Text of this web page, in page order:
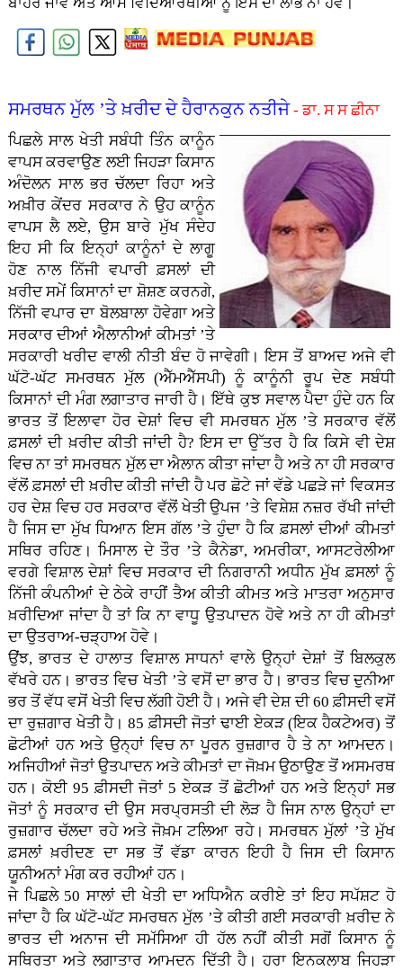
ਬਾਹਰ ਜਾਵੇ ਅਤੇ ਆਮ ਵਿਦਿਆਰਥੀਆਂ ਨੂੰ ਇਸ ਦਾ ਲਾਭ ਨਾ ਹੋਵੇ।
ਸਮਰਥਨ ਮੁੱਲ ’ਤੇ ਖ਼ਰੀਦ ਦੇ ਹੈਰਾਨਕੁਨ ਨਤੀਜੇ - ਡਾ. ਸ ਸ ਛੀਨਾ
ਪਿਛਲੇ ਸਾਲ ਖੇਤੀ ਸਬੰਧੀ ਤਿੰਨ ਕਾਨੂੰਨ
ਵਾਪਸ ਕਰਵਾਉਣ ਲਈ ਜਿਹੜਾ ਕਿਸਾਨ
ਅੰਦੋਲਨ ਸਾਲ ਭਰ ਚੱਲਦਾ ਰਿਹਾ ਅਤੇ
ਅਖ਼ੀਰ ਕੇਂਦਰ ਸਰਕਾਰ ਨੇ ਉਹ ਕਾਨੂੰਨ
ਵਾਪਸ ਲੈ ਲਏ, ਉਸ ਬਾਰੇ ਮੁੱਖ ਸੰਦੇਹ
ਇਹ ਸੀ ਕਿ ਇਨ੍ਹਾਂ ਕਾਨੂੰਨਾਂ ਦੇ ਲਾਗੂ
ਹੋਣ ਨਾਲ ਨਿੱਜੀ ਵਪਾਰੀ ਫ਼ਸਲਾਂ ਦੀ
ਖ਼ਰੀਦ ਸਮੇਂ ਕਿਸਾਨਾਂ ਦਾ ਸ਼ੋਸ਼ਣ ਕਰਨਗੇ,
ਨਿੱਜੀ ਵਪਾਰ ਦਾ ਬੋਲਬਾਲਾ ਹੋਵੇਗਾ ਅਤੇ
ਸਰਕਾਰ ਦੀਆਂ ਐਲਾਨੀਆਂ ਕੀਮਤਾਂ ’ਤੇ
ਸਰਕਾਰੀ ਖਰੀਦ ਵਾਲੀ ਨੀਤੀ ਬੰਦ ਹੋ ਜਾਵੇਗੀ। ਇਸ ਤੋਂ ਬਾਅਦ ਅਜੇ ਵੀ
ਘੱਟੋ-ਘੱਟ ਸਮਰਥਨ ਮੁੱਲ (ਐੱਮਐੱਸਪੀ) ਨੂੰ ਕਾਨੂੰਨੀ ਰੂਪ ਦੇਣ ਸਬੰਧੀ
ਕਿਸਾਨਾਂ ਦੀ ਮੰਗ ਲਗਾਤਾਰ ਜਾਰੀ ਹੈ। ਇੱਥੇ ਕੁਝ ਸਵਾਲ ਪੈਦਾ ਹੁੰਦੇ ਹਨ ਕਿ
ਭਾਰਤ ਤੋਂ ਇਲਾਵਾ ਹੋਰ ਦੇਸ਼ਾਂ ਵਿਚ ਵੀ ਸਮਰਥਨ ਮੁੱਲ ’ਤੇ ਸਰਕਾਰ ਵੱਲੋਂ
ਫ਼ਸਲਾਂ ਦੀ ਖ਼ਰੀਦ ਕੀਤੀ ਜਾਂਦੀ ਹੈ? ਇਸ ਦਾ ਉੱਤਰ ਹੈ ਕਿ ਕਿਸੇ ਵੀ ਦੇਸ਼
ਵਿਚ ਨਾ ਤਾਂ ਸਮਰਥਨ ਮੁੱਲ ਦਾ ਐਲਾਨ ਕੀਤਾ ਜਾਂਦਾ ਹੈ ਅਤੇ ਨਾ ਹੀ ਸਰਕਾਰ
ਵੱਲੋਂ ਫ਼ਸਲਾਂ ਦੀ ਖ਼ਰੀਦ ਕੀਤੀ ਜਾਂਦੀ ਹੈ ਪਰ ਛੋਟੇ ਜਾਂ ਵੱਡੇ ਪਛੜੇ ਜਾਂ ਵਿਕਸਤ
ਹਰ ਦੇਸ਼ ਵਿਚ ਹਰ ਸਰਕਾਰ ਵੱਲੋਂ ਖੇਤੀ ਉਪਜ ’ਤੇ ਵਿਸ਼ੇਸ਼ ਨਜ਼ਰ ਰੱਖੀ ਜਾਂਦੀ
ਹੈ ਜਿਸ ਦਾ ਮੁੱਖ ਧਿਆਨ ਇਸ ਗੱਲ ’ਤੇ ਹੁੰਦਾ ਹੈ ਕਿ ਫ਼ਸਲਾਂ ਦੀਆਂ ਕੀਮਤਾਂ
ਸਥਿਰ ਰਹਿਣ। ਮਿਸਾਲ ਦੇ ਤੌਰ ’ਤੇ ਕੈਨੇਡਾ, ਅਮਰੀਕਾ, ਆਸਟਰੇਲੀਆ
ਵਰਗੇ ਵਿਸ਼ਾਲ ਦੇਸ਼ਾਂ ਵਿਚ ਸਰਕਾਰ ਦੀ ਨਿਗਰਾਨੀ ਅਧੀਨ ਮੁੱਖ ਫ਼ਸਲਾਂ ਨੂੰ
ਨਿੱਜੀ ਕੰਪਨੀਆਂ ਦੇ ਠੇਕੇ ਰਾਹੀਂ ਤੈਅ ਕੀਤੀ ਕੀਮਤ ਅਤੇ ਮਾਤਰਾ ਅਨੁਸਾਰ
ਖ਼ਰੀਦਿਆ ਜਾਂਦਾ ਹੈ ਤਾਂ ਕਿ ਨਾ ਵਾਧੂ ਉਤਪਾਦਨ ਹੋਵੇ ਅਤੇ ਨਾ ਹੀ ਕੀਮਤਾਂ
ਦਾ ਉਤਰਾਅ-ਚੜ੍ਹਾਅ ਹੋਵੇ।
ਉਂਝ, ਭਾਰਤ ਦੇ ਹਾਲਾਤ ਵਿਸ਼ਾਲ ਸਾਧਨਾਂ ਵਾਲੇ ਉਨ੍ਹਾਂ ਦੇਸ਼ਾਂ ਤੋਂ ਬਿਲਕੁਲ
ਵੱਖਰੇ ਹਨ। ਭਾਰਤ ਵਿਚ ਖੇਤੀ ’ਤੇ ਵਸੋਂ ਦਾ ਭਾਰ ਹੈ। ਭਾਰਤ ਵਿਚ ਦੁਨੀਆ
ਭਰ ਤੋਂ ਵੱਧ ਵਸੋਂ ਖੇਤੀ ਵਿਚ ਲੱਗੀ ਹੋਈ ਹੈ। ਅਜੇ ਵੀ ਦੇਸ਼ ਦੀ 60 ਫ਼ੀਸਦੀ ਵਸੋਂ
ਦਾ ਰੁਜ਼ਗਾਰ ਖੇਤੀ ਹੈ। 85 ਫ਼ੀਸਦੀ ਜੋਤਾਂ ਢਾਈ ਏਕੜ (ਇਕ ਹੈਕਟੇਅਰ) ਤੋਂ
ਛੋਟੀਆਂ ਹਨ ਅਤੇ ਉਨ੍ਹਾਂ ਵਿਚ ਨਾ ਪੂਰਨ ਰੁਜ਼ਗਾਰ ਹੈ ਤੇ ਨਾ ਆਮਦਨ।
ਅਜਿਹੀਆਂ ਜੋਤਾਂ ਉਤਪਾਦਨ ਅਤੇ ਕੀਮਤਾਂ ਦਾ ਜੋਖ਼ਮ ਉਠਾਉਣ ਤੋਂ ਅਸਮਰਥ
ਹਨ। ਕੋਈ 95 ਫ਼ੀਸਦੀ ਜੋਤਾਂ 5 ਏਕੜ ਤੋਂ ਛੋਟੀਆਂ ਹਨ ਅਤੇ ਇਨ੍ਹਾਂ ਸਭ
ਜੋਤਾਂ ਨੂੰ ਸਰਕਾਰ ਦੀ ਉਸ ਸਰਪ੍ਰਸਤੀ ਦੀ ਲੋੜ ਹੈ ਜਿਸ ਨਾਲ ਉਨ੍ਹਾਂ ਦਾ
ਰੁਜ਼ਗਾਰ ਚੱਲਦਾ ਰਹੇ ਅਤੇ ਜੋਖ਼ਮ ਟਲਿਆ ਰਹੇ। ਸਮਰਥਨ ਮੁੱਲਾਂ ’ਤੇ ਮੁੱਖ
ਫ਼ਸਲਾਂ ਖ਼ਰੀਦਣ ਦਾ ਸਭ ਤੋਂ ਵੱਡਾ ਕਾਰਨ ਇਹੀ ਹੈ ਜਿਸ ਦੀ ਕਿਸਾਨ
ਯੂਨੀਅਨਾਂ ਮੰਗ ਕਰ ਰਹੀਆਂ ਹਨ।
ਜੇ ਪਿਛਲੇ 50 ਸਾਲਾਂ ਦੀ ਖੇਤੀ ਦਾ ਅਧਿਐਨ ਕਰੀਏ ਤਾਂ ਇਹ ਸਪੱਸ਼ਟ ਹੋ
ਜਾਂਦਾ ਹੈ ਕਿ ਘੱਟੋ-ਘੱਟ ਸਮਰਥਨ ਮੁੱਲ ’ਤੇ ਕੀਤੀ ਗਈ ਸਰਕਾਰੀ ਖ਼ਰੀਦ ਨੇ
ਭਾਰਤ ਦੀ ਅਨਾਜ ਦੀ ਸਮੱਸਿਆ ਹੀ ਹੱਲ ਨਹੀਂ ਕੀਤੀ ਸਗੋਂ ਕਿਸਾਨ ਨੂੰ
ਸਥਿਰਤਾ ਅਤੇ ਲਗਾਤਾਰ ਆਮਦਨ ਦਿੱਤੀ ਹੈ। ਹਰਾ ਇਨਕਲਾਬ ਜਿਹੜਾ